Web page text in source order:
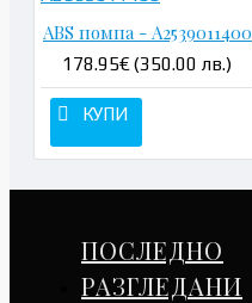
ABS помпа - A2539011400
178.95€ (350.00 лв.)
КУПИ
ПОСЛЕДНО
РАЗГЛЕДАНИ